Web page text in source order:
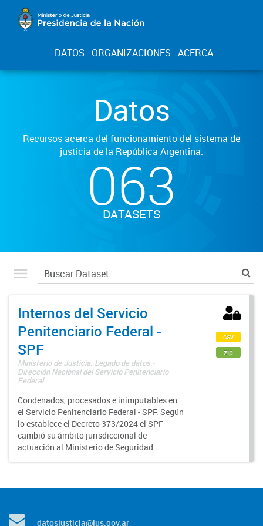
DATOS ORGANIZACIONES ACERCA
Datos
Recursos acerca del funcionamiento del sistema de
justicia de la República Argentina.
063
DATASETS
Internos del Servicio
Penitenciario Federal -
SPF
Ministerio de Justicia. Legado de datos -
Dirección Nacional del Servicio Penitenciario
Federal
Condenados, procesados e inimputables en
el Servicio Penitenciario Federal - SPF. Según
lo establece el Decreto 373/2024 el SPF
cambió su ámbito jurisdiccional de
actuación al Ministerio de Seguridad.
csv
zip
datosjusticia@jus.gov.ar